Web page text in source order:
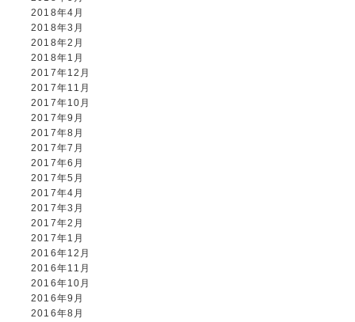
2018年4月
2018年3月
2018年2月
2018年1月
2017年12月
2017年11月
2017年10月
2017年9月
2017年8月
2017年7月
2017年6月
2017年5月
2017年4月
2017年3月
2017年2月
2017年1月
2016年12月
2016年11月
2016年10月
2016年9月
2016年8月